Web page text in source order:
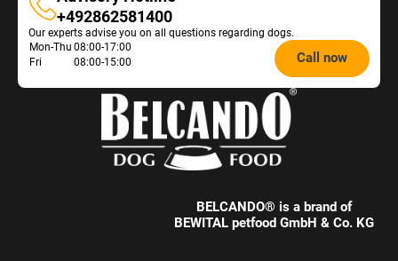
Advisory
Hotline
+492862581400
Our experts advise you on all questions regarding dogs.
Opening
hours
Mon-Thu 08:00-17:00
Fri
08:00-15:00 Call now
BELCANDO® is a brand of
BEWITAL petfood GmbH & Co. KG